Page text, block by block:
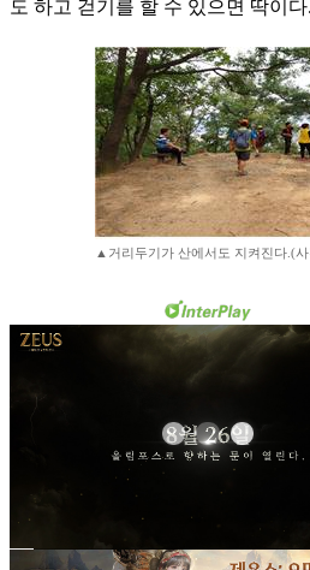
도 하고 걷기를 할 수 있으면 딱이다.
▲거리두기가 산에서도 지켜진다.(